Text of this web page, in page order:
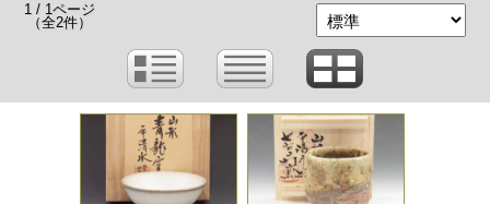
1 / 1ページ
（全2件）